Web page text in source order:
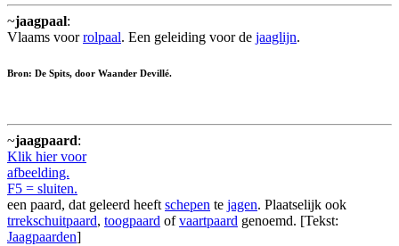
~jaagpaal:
Vlaams voorrolpaal. Een geleiding voor de jaaglijn.
Bron: De Spits, door Waander Devillé.
~jaagpaard:
Klik hier voor
afbeelding.
F5 = sluiten.
een paard, dat geleerd heeft schepen te jagen. Plaatselijk ook
trrekschuitpaard, toogpaard ofvaartpaard genoemd. [Tekst:
Jaagpaarden]